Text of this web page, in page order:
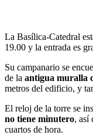
La Basílica-Catedral
19.00 y la entrada es
Su campanario se
de la antigua muralla
metros del edificio, y
El reloj de la torre se
no tiene minutero, así
cuartos de hora.